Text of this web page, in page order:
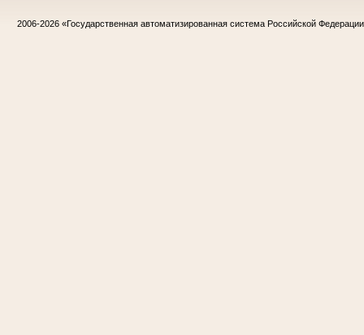
2006-2026 «Государственная автоматизированная система Российской